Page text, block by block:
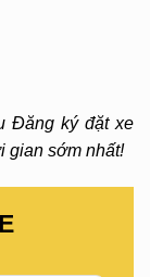
Đăng ký đặt xe
gian sớm nhất!